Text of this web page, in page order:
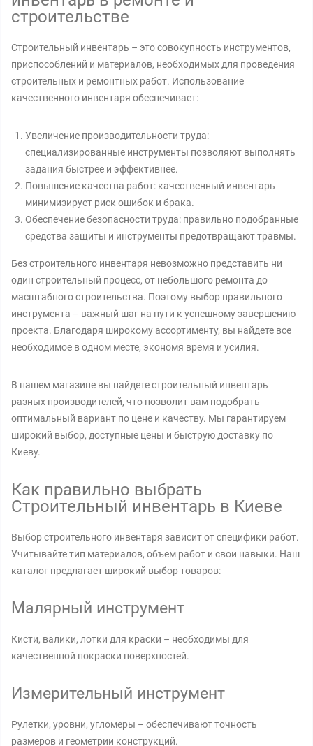
строительстве
Строительный инвентарь – это совокупность инструментов,
приспособлений и материалов, необходимых для проведения
строительных и ремонтных работ. Использование
качественного инвентаря обеспечивает:
Увеличение производительности труда:
специализированные инструменты позволяют выполнять
задания быстрее и эффективнее.
Повышение качества работ: качественный инвентарь
минимизирует риск ошибок и брака.
Обеспечение безопасности труда: правильно подобранные
средства защиты и инструменты предотвращают травмы.
Без строительного инвентаря невозможно представить ни
один строительный процесс, от небольшого ремонта до
масштабного строительства. Поэтому выбор правильного
инструмента – важный шаг на пути к успешному завершению
проекта. Благодаря широкому ассортименту, вы найдете все
необходимое в одном месте, экономя время и усилия.
В нашем магазине вы найдете строительный инвентарь
разных производителей, что позволит вам подобрать
оптимальный вариант по цене и качеству. Мы гарантируем
широкий выбор, доступные цены и быструю доставку по
Киеву.
Как правильно выбрать
Строительный инвентарь в Киеве
Выбор строительного инвентаря зависит от специфики работ.
Учитывайте тип материалов, объем работ и свои навыки. Наш
каталог предлагает широкий выбор товаров:
Малярный инструмент
Кисти, валики, лотки для краски – необходимы для
качественной покраски поверхностей.
Измерительный инструмент
Рулетки, уровни, угломеры – обеспечивают точность
размеров и геометрии конструкций.